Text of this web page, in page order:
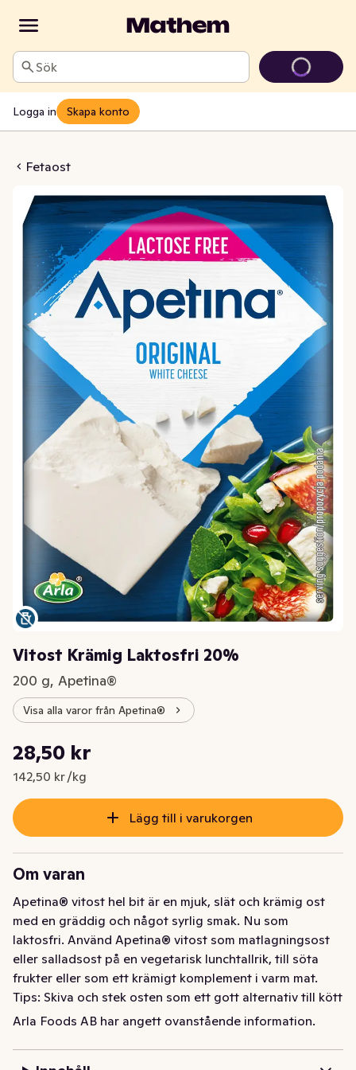
Sök
Logga in Skapa konto
Fetaost
Laktosfri 20%
Vitost Krämig Laktosfri 20%
200 g, Apetina®
Visa alla varor från Apetina®
Nuvarande pris är: 28,50 kr
28,50 kr
142,50 kr /kg
Styckpris: 142,50 kr /kg
Lägg till i varukorgen
Om varan
Apetina® vitost hel bit är en mjuk, slät och krämig ost
med en gräddig och något syrlig smak. Nu som
laktosfri. Använd Apetina® vitost som matlagningsost
eller salladsost på en vegetarisk lunchtallrik, till söta
frukter eller som ett krämigt komplement i varm mat.
Tips: Skiva och stek osten som ett gott alternativ till kött
och fisk.
Arla Foods AB har angett ovanstående information.